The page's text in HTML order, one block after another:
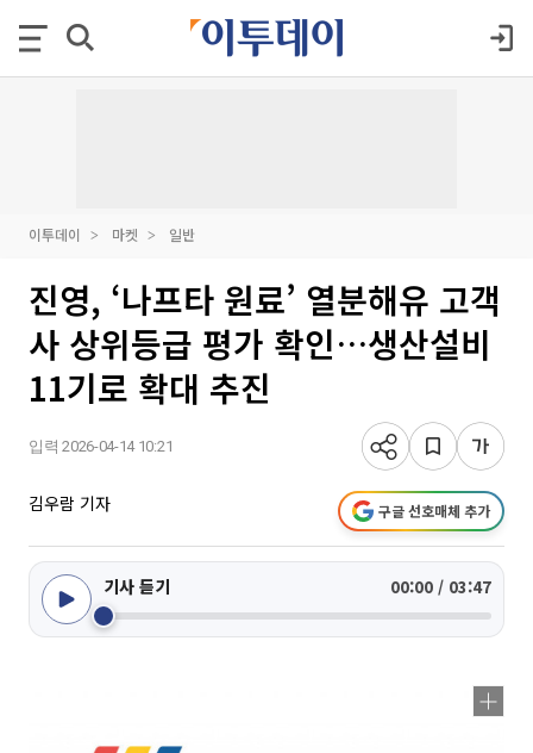
이투데이 마켓 일반
진영, ‘나프타 원료’ 열분해유 고객
사 상위등급 평가 확인…생산설비
11기로 확대 추진
입력 2026-04-14 10:21
김우람 기자 구글 선호매체 추가
기사 듣기 00:00 / 03:47